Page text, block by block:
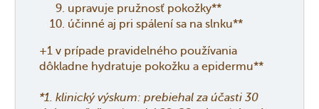
upravuje pružnosť pokožky**
účinné aj pri spálení sa na slnku**
+1 v prípade pravidelného používania
dôkladne hydratuje pokožku a epidermu**
*1. klinický výskum: prebiehal za účasti 30